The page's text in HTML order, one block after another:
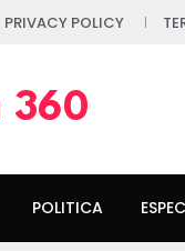
PRIVACY POLICY
360
POLITICA